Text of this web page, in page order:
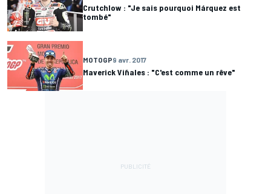
Crutchlow : "Je sais pourquoi Márquez est
tombé"
MOTOGP9 avr. 2017
Maverick Viñales : "C'est comme un rêve"